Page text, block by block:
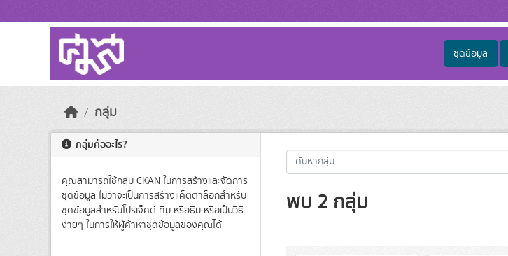
ชุดข้อมูล
กลุ่ม
กลุ่มคืออะไร?
คุณสามารถใช้กลุ่ม CKAN ในการสร้างและจัดการ
ชุดข้อมูล ไม่ว่าจะเป็นการสร้างแค็ตตาล็อกสำหรับ
ชุดข้อมูลสำหรับโปรเจ็คต์ ทีม หรือธีม หรือเป็นวิธี
ง่ายๆ ในการให้ผู้ค้าหาชุดข้อมูลของคุณได้
พบ 2 กลุ่ม